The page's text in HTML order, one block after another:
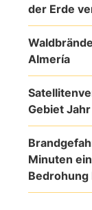
der Erde
Almería
Gebiet
Minuten